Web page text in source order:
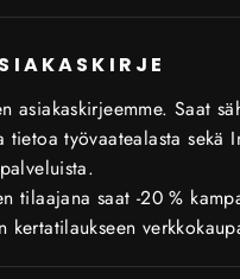
asiakaskirjeemme. Saat
tietoa työvaatealasta sekä
tilaajana saat -20 %
kertatilaukseen